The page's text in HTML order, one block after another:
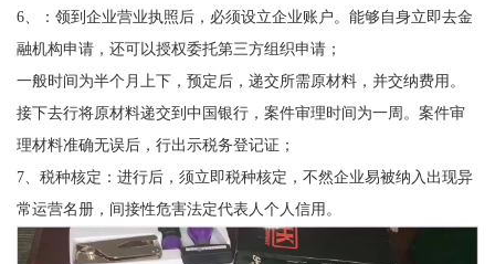
6、：领到企业营业执照后，必须设立企业账户。能够自身立即去金
融机构申请，还可以授权委托第三方组织申请；
一般时间为半个月上下，预定后，递交所需原材料，并交纳费用。
接下去行将原材料递交到中国银行，案件审理时间为一周。案件审
理材料准确无误后，行出示税务登记证；
7、税种核定：进行后，须立即税种核定，不然企业易被纳入出现异
常运营名册，间接性危害法定代表人个人信用。